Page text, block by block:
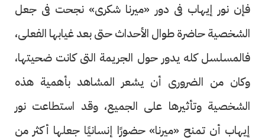
فإن نور إيهاب فى دور «ميرنا شكرى» نجحت فى جعل
الشخصية حاضرة طوال الأحداث حتى بعد غيابها الفعلى،
فالمسلسل كله يدور حول الجريمة التى كانت ضحيتها،
وكان من الضرورى أن يشعر المشاهد بأهمية هذه
الشخصية وتأثيرها على الجميع، وقد استطاعت نور
إيهاب أن تمنح «ميرنا» حضورًا إنسانيًا جعلها أكثر من